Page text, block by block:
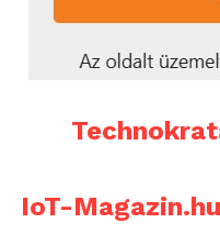
IoT-Magazin.hu